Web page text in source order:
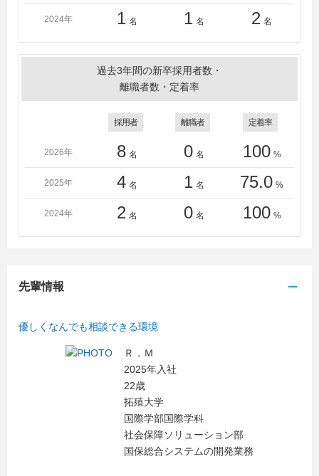
2024年 1 名 1 名 2 名
過去3年間の新卒採用者数・
離職者数・定着率
採用者 離職者 定着率
2026年 8 名 0 名 100 %
2025年 4 名 1 名 75.0 %
2024年 2 名 0 名 100 %
先輩情報
優しくなんでも相談できる環境
Ｒ．Ｍ
2025年入社
22歳
拓殖大学
国際学部国際学科
社会保障ソリューション部
国保総合システムの開発業務